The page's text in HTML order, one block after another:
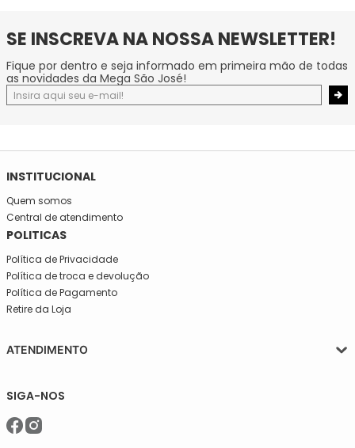
SE INSCREVA NA NOSSA NEWSLETTER!
Fique por dentro e seja informado em primeira mão de todas
as novidades da Mega São José!
INSTITUCIONAL
Quem somos
Central de atendimento
POLITICAS
Política de Privacidade
Política de troca e devolução
Política de Pagamento
Retire da Loja
ATENDIMENTO
Sexta, das 08:30 às 16h30.
Telefone: (11)5627-7800
WhatsApp: (11)94238-1925
SIGA-NOS